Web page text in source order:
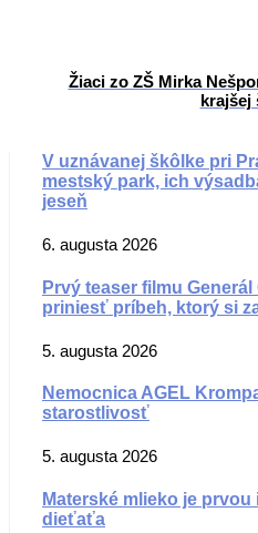
Žiaci zo ZŠ Mirka
krajšej
V uznávanej škôlke pri
mestský park, ich
jeseň
6. augusta 2026
Prvý teaser filmu
priniesť príbeh, ktorý si
5. augusta 2026
Nemocnica AGEL
starostlivosť
5. augusta 2026
Materské mlieko je
dieťaťa